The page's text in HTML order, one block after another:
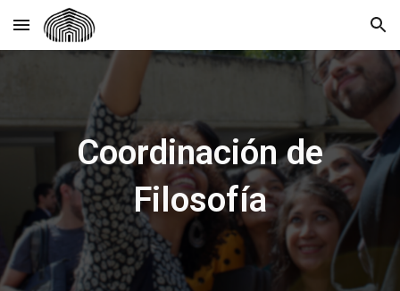
Skip to main content Skip to navigation
Coordinación de
Filosofía